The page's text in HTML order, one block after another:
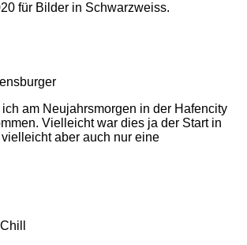
für Bilder in Schwarzweiss.
am Neujahrsmorgen in der Hafencity
Vielleicht war dies ja der Start in
aber auch nur eine